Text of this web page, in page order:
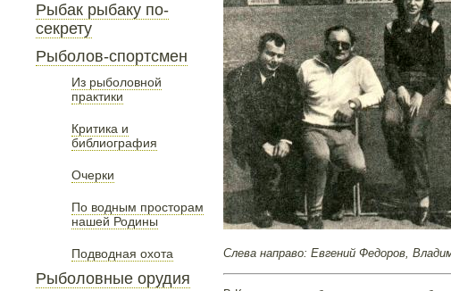
Рыбак рыбаку по-
секрету
Рыболов-спортсмен
Из рыболовной
практики
Критика и
библиография
Очерки
По водным просторам
нашей Родины
Подводная охота
Рыболовные орудия
Слева направо: Евгений Федоров,